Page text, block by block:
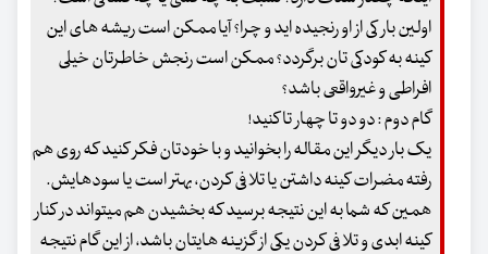
اولین بار کی از او رنجیده ‏اید و چرا؟ آیا ممکن است ریشه ‏های این
کینه به کودکی‏ تان برگردد؟ ممکن است رنجش خاطرتان خیلی
افراطی و غیرواقعی باشد؟
گام دوم : دو دو تا چهار تا کنید!
یک بار دیگر این مقاله را بخوانید و با خودتان فکر کنید که روی هم
‏رفته مضرات کینه داشتن یا تلافی کردن، بهتر است یا سودهایش.
همین که شما به این نتیجه برسید که بخشیدن هم می‏تواند در کنار
کینه ابدی و تلافی کردن یکی از گزینه ‏هایتان باشد، از این گام نتیجه